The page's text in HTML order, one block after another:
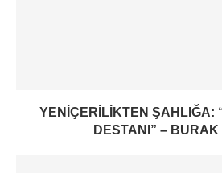
YENIÇERILIKTEN ŞAHLIĞA:
DESTANI” – BURAK